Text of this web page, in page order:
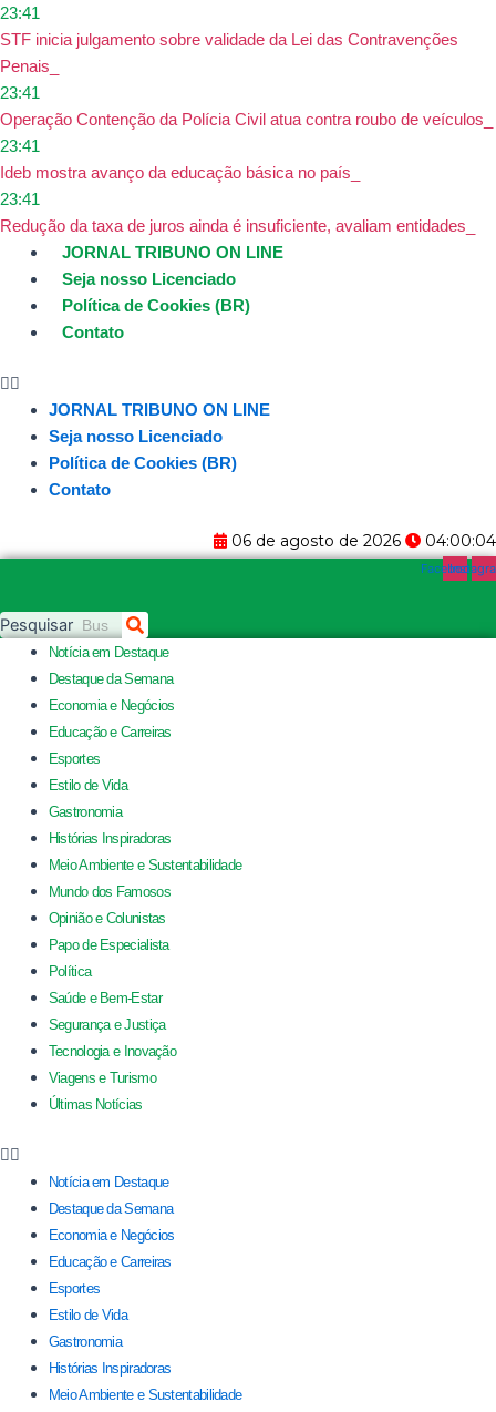
Ir
para
o
conteúdo
23:41
STF inicia julgamento sobre validade da Lei das Contravenções
Penais
23:41
Operação Contenção da Polícia Civil atua contra roubo de veículos
23:41
Ideb mostra avanço da educação básica no país
23:41
Redução da taxa de juros ainda é insuficiente, avaliam entidades
JORNAL TRIBUNO ON LINE
Seja nosso Licenciado
Política de Cookies (BR)
Contato
JORNAL TRIBUNO ON LINE
Seja nosso Licenciado
Política de Cookies (BR)
Contato
06 de agosto de 2026 04:00:04
Facebook
Pesquisar
Notícia em Destaque
Destaque da Semana
Economia e Negócios
Educação e Carreiras
Esportes
Estilo de Vida
Gastronomia
Histórias Inspiradoras
Meio Ambiente e Sustentabilidade
Mundo dos Famosos
Opinião e Colunistas
Papo de Especialista
Política
Saúde e Bem-Estar
Segurança e Justiça
Tecnologia e Inovação
Viagens e Turismo
Últimas Notícias
Notícia em Destaque
Destaque da Semana
Economia e Negócios
Educação e Carreiras
Esportes
Estilo de Vida
Gastronomia
Histórias Inspiradoras
Meio Ambiente e Sustentabilidade